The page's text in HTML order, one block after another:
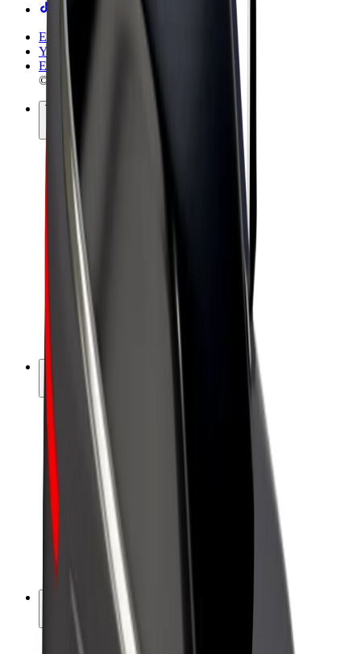
Ehdot
Yksityisyys
Evästeet
© 2026 Bolt Technology OÜ
Tuotteet
Kyydit
Sähköpotkulaudat
Bolt-kauppa
Bolt Food
Bolt Drive
Bolt for Business
Sähköpyörät
Bolt Plus
Tienaa Boltilla
Kuljettajat
Kuljettajan ansiot
Ruokalähetit
Lähetin ansiot
Bolt Food -kauppiaat
Fleeteille
Franchiset
Työpaikat